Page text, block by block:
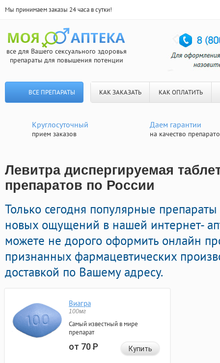
Мы принимаем заказы 24 часа в сутки!
все для Вашего сексуального здоровья
препараты для повышения потенции
ВСЕ ПРЕПАРАТЫ КАК ЗАКАЗАТЬ КАК ОПЛАТИТЬ
Круглосуточный
прием заказов
Даем гарантии
на качество
Левитра диспергируемая
препаратов по России
Только сегодня популярные
новых ощущений в нашей интернет-
можете не дорого оформить онлайн
признанных фармацевтических
доставкой по Вашему адресу.
Виагра
100мг
Самый известный в мире
препарат
от 70Р Купить